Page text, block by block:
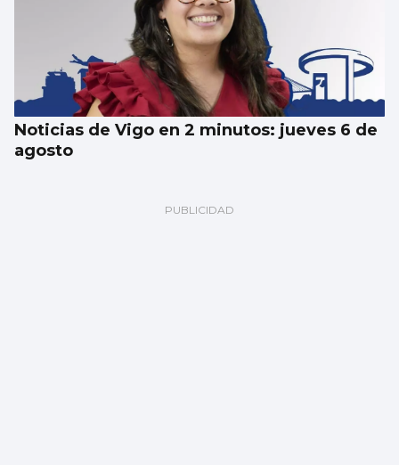
Noticias de Vigo en 2 minutos: jueves 6 de
agosto